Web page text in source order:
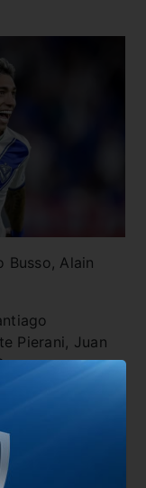
Busso, Alain
Pierani, Juan
.